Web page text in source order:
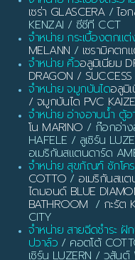
เซร่า GLASCERA/ไอ
KENZAI / ซีซีที CCT
จำหน่าย กระเบื้องตกแต่
MELANN / เซรามิคตก
จำหน่าย คิ้วอลูมิเนียม
DRAGON /
จำหน่าย จมูกบันไดอลูมิ
/ จมูกบันได PVC
จำหน่าย อ่างอาบน้ำ ตู้
โน MARINO / ก๊อกอ่า
HAFELE / ลูเซิร์น
อเมริกันสแตนดาร์ด
จำหน่าย สุขภัณฑ์ ชักโคร
COTTO / อเมริกันสแต
ไดมอนด์ BLUE
BATHROOM / กะรัต
CITY
จำหน่าย สายฉีดชำระ ฝั
ปวาล์ว / คอตโต้
เซิร์น LUZERN / วสัน